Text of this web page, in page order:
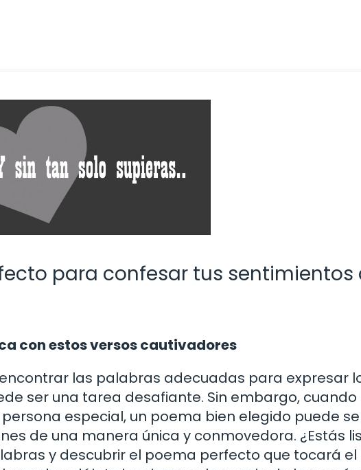
para confesar tus sentimientos
con estos versos cautivadores
las palabras adecuadas para expresar
ser una tarea desafiante. Sin embargo, cuando
especial, un poema bien elegido puede
de una manera única y conmovedora. ¿Estás
y descubrir el poema perfecto que tocará el